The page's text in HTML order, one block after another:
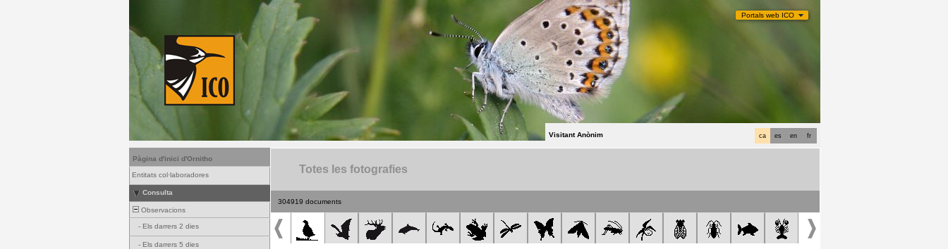
Portals web ICO
fr
en
es
ca
Visitant Anònim
Pàgina d'inici d'Ornitho
Entitats col·laboradores
Consulta
Observacions
- Els darrers 2 dies
- Els darrers 5 dies
Totes les fotografies
304919 documents